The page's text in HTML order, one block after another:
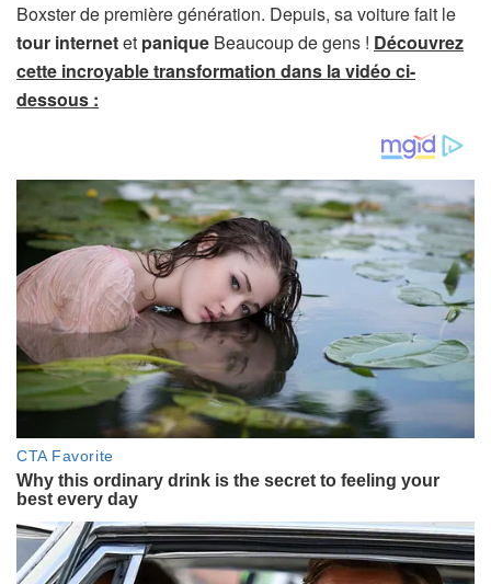
Boxster de première génération. Depuis, sa voiture fait le
tour internetet panique Beaucoup de gens ! Découvrez
cette incroyable transformation dans la vidéo ci-
dessous :